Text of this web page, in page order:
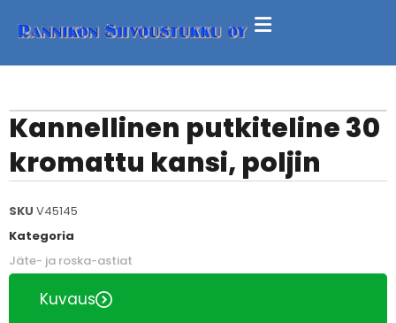
Kannellinen putkiteline 30
kromattu kansi, poljin
SKU V45145
Kategoria
Jäte- ja roska-astiat
Kuvaus